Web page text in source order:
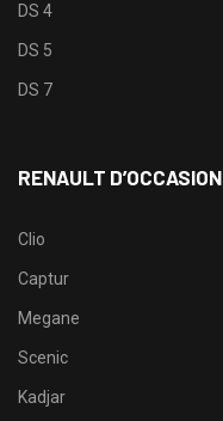
DS 4
DS 5
DS 7
RENAULT D’OCCASION
Clio
Captur
Megane
Scenic
Kadjar